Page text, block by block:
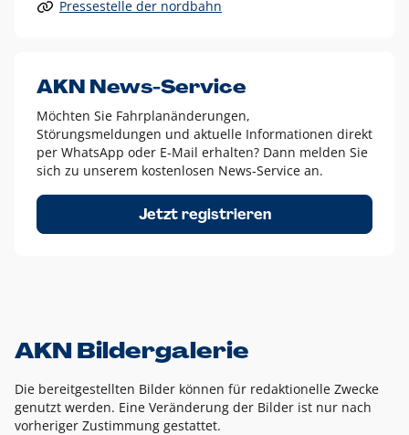
Alle anderen Logo-Varianten dürfen nur in Ausnahmefällen
Diese Ausnahmen sind zum Beispiel:
dem AKN Blau,
weißes Logo auf Fotohintergründen,
schwarzes Logo für reine Schwarz-Weiß-Umsetzungen
Um das Logo herum muss ein Schutzraum von jeweils einer
Höhe bzw. Breite des N aus AKN in alle Richtungen
Pressestelle der nordbahn
AKN News-Service
Möchten Sie Fahrplanänderungen,
Störungsmeldungen und aktuelle Informationen direkt
per WhatsApp oder E-Mail erhalten? Dann melden Sie
sich zu unserem kostenlosen News-Service an.
Jetzt registrieren
AKN Bildergalerie
Die bereitgestellten Bilder können für redaktionelle Zwecke
genutzt werden. Eine Veränderung der Bilder ist nur nach
vorheriger Zustimmung gestattet.